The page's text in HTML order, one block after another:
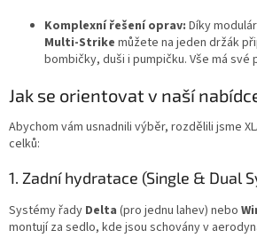
Komplexní řešení oprav: Díky
Multi-Strike můžete na jeden držák
bombičky, duši i pumpičku. Vše má své
Jak se orientovat v naší
Abychom vám usnadnili výběr, rozdělili jsme
celků:
1. Zadní hydratace (Single & Dual
Systémy řady Delta (pro jednu lahev) nebo
montují za sedlo, kde jsou schovány v